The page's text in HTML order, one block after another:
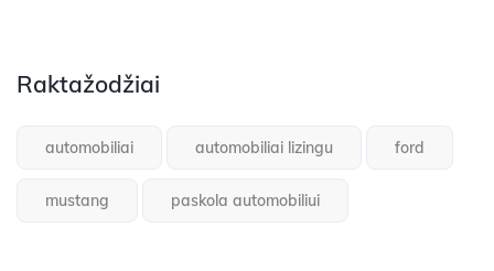
Raktažodžiai
automobiliai automobiliai lizingu ford
mustang paskola automobiliui